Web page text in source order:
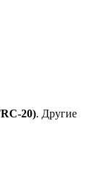
20). Другие